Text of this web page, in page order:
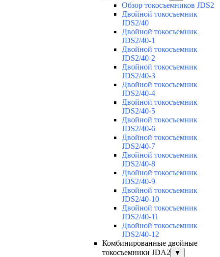
Обзор токосъемников JDS2
Двойной токосъемник
JDS2/40
Двойной токосъемник
JDS2/40-1
Двойной токосъемник
JDS2/40-2
Двойной токосъемник
JDS2/40-3
Двойной токосъемник
JDS2/40-4
Двойной токосъемник
JDS2/40-5
Двойной токосъемник
JDS2/40-6
Двойной токосъемник
JDS2/40-7
Двойной токосъемник
JDS2/40-8
Двойной токосъемник
JDS2/40-9
Двойной токосъемник
JDS2/40-10
Двойной токосъемник
JDS2/40-11
Двойной токосъемник
JDS2/40-12
Комбинированные двойные
токосъемники JDA2
▼